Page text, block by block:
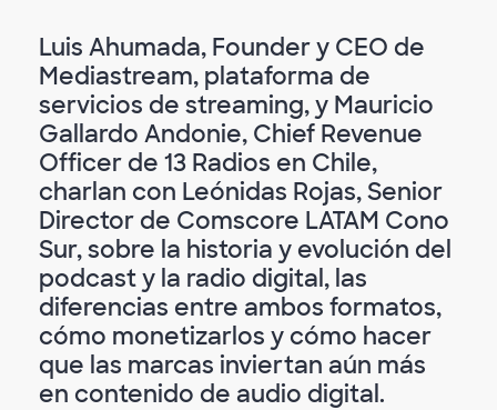
Luis Ahumada, Founder y CEO de
Mediastream, plataforma de
servicios de streaming, y Mauricio
Gallardo Andonie, Chief Revenue
Officer de 13 Radios en Chile,
charlan con Leónidas Rojas, Senior
Director de Comscore LATAM Cono
Sur, sobre la historia y evolución del
podcast y la radio digital, las
diferencias entre ambos formatos,
cómo monetizarlos y cómo hacer
que las marcas inviertan aún más
en contenido de audio digital.